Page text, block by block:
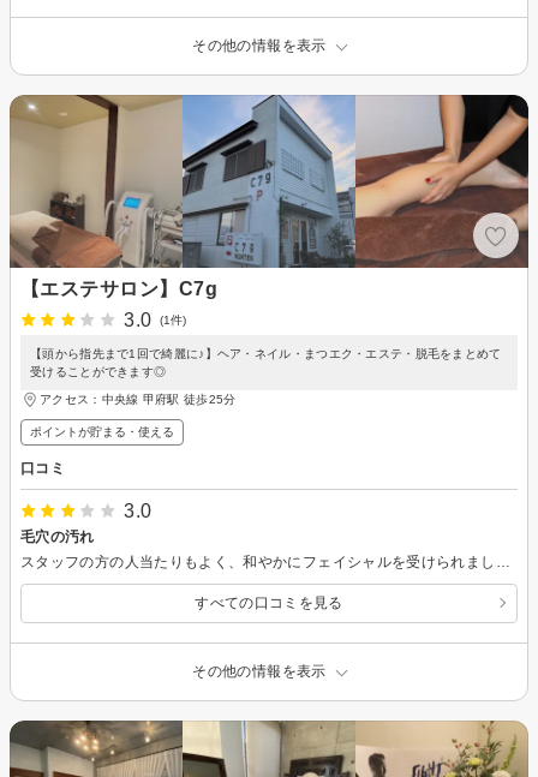
その他の情報を表示
【エステサロン】C7g
3.0
(1件)
【頭から指先まで1回で綺麗に♪】ヘア・ネイル・まつエク・エステ・脱毛をまとめて
受けることができます◎
アクセス：中央線 甲府駅 徒歩25分
ポイントが貯まる・使える
口コミ
3.0
毛穴の汚れ
すべての口コミを見る
その他の情報を表示